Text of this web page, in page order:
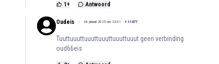
1+ Antwoord
Oudeis 08 januari 2025 om 23:01 + 11477
Tuuttuuuttuuuttuuuttuuuttuuut geen verbinding
oud66eis